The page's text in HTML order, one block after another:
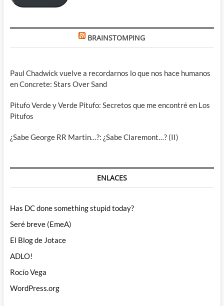
BRAINSTOMPING
Paul Chadwick vuelve a recordarnos lo que nos hace humanos
en Concrete: Stars Over Sand
Pitufo Verde y Verde Pitufo: Secretos que me encontré en Los
Pitufos
¿Sabe George RR Martin…?: ¿Sabe Claremont…? (II)
ENLACES
Has DC done something stupid today?
Seré breve (EmeA)
El Blog de Jotace
ADLO!
Rocío Vega
WordPress.org